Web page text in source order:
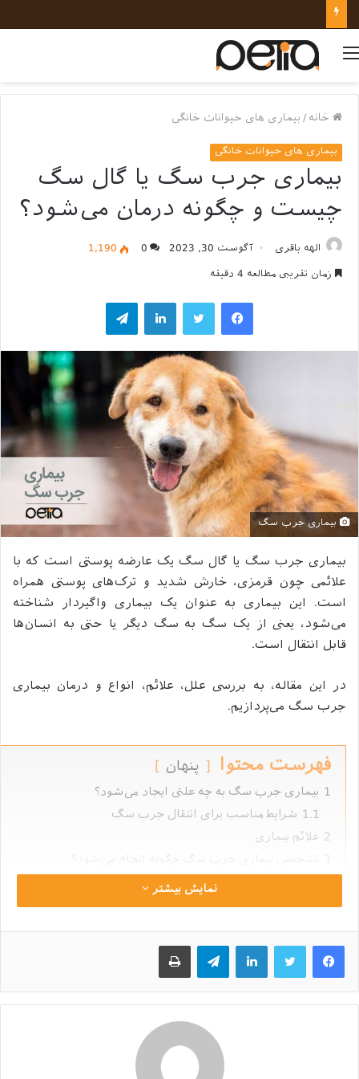
منو
خانه / بیماری های حیوانات خانگی
بیماری های حیوانات خانگی
بیماری جرب سگ یا گال سگ
چیست و چگونه درمان می‌شود؟
الهه باقری آگوست 30, 2023 0
1,190
زمان تقریبی مطالعه 4 دقیقه
فیسبوکتوییتر لینکداینتلگرام
بیماری جرب سگ
بیماری جرب سگ یا گال سگ یک عارضه پوستی است که با
علائمی چون قرمزی، خارش شدید و ترک‌های پوستی همراه
است. این بیماری به عنوان یک بیماری واگیردار شناخته
می‌شود، یعنی از یک سگ به سگ دیگر یا حتی به انسان‌ها
قابل انتقال است.
در این مقاله، به بررسی علل، علائم، انواع و درمان بیماری
جرب سگ می‌پردازیم.
فهرست محتوا پنهان
1 بیماری جرب سگ به چه علتی ایجاد می‌شود؟
1.1 شرایط مناسب برای انتقال جرب سگ
2 علائم بیماری
انواع جرب سگ را بشناسیم!
4.1 1. جرب سارکوپتیک (Sarcoptic Mange)
4.2 2. جرب دمودکس (Demodectic Mange)
4.3 3.جرب گوش (Otedictic Mange)
5
درمان و پیشگیری بیماری جرب سگ
5.1 داروهای درمانی
درمان‌های خانگی جرب سگ
آیا جرب سگ واگیردار است؟
نمایش بیشتر
لینکداینتلگرام چاپ